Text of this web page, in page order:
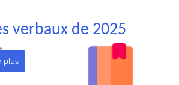
verbaux de 2025
plus